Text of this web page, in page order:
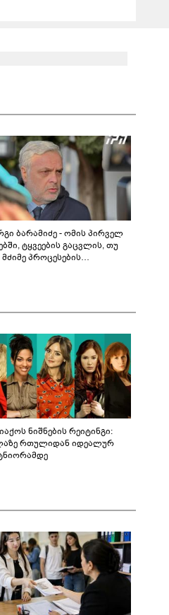
- რა დეტალები ხდება
ნებართვები
იყო გაცემული
ობიექტზე" - ირაკლი
ბრიფინგი - "არსებობს
- რასაც პეტრე ამბობს
მეტს ამბობს, ვიდრე
ბარამიძე - ომის პირველ
ტყვეების გაცვლის, თუ
მძიმე პროცესების
ნიშნების რეიტინგი:
რთულიდან იდეალურ